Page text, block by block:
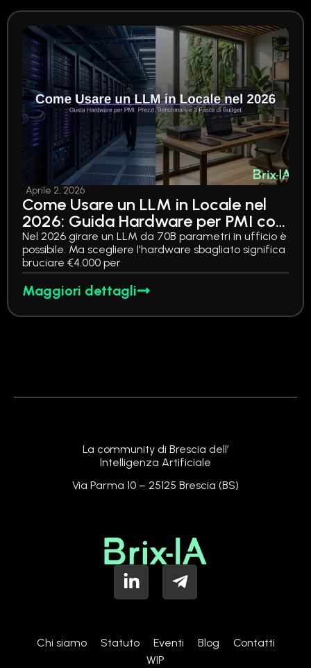
Aprile 2, 2026
Come Usare un LLM in Locale nel
2026: Guida Hardware per PMI con
Prezzi, Benchmark e 3 Fasce di
Budget
Nel 2026 girare un LLM da 70B parametri in ufficio è
possibile. Ma scegliere l'hardware sbagliato significa
bruciare €4.000 per
Maggiori dettagli
La community di Brescia dell’
Intelligenza Artificiale
Via Parma 10 – 25125 Brescia (BS)
Chi siamo Statuto Eventi Blog
Contatti
WIP